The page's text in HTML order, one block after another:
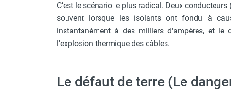
Chauffage pour serre et bâtiment
d'élevage
Chauffage FARM au gaz
Chauffage FARM au fioul
Rideau d'air chaud
C’est le scénario le plus radical. Deux
souvent lorsque les isolants ont fondu à
instantanément à des milliers d'ampères, et le
l'explosion thermique des câbles.
Le défaut de terre (Le